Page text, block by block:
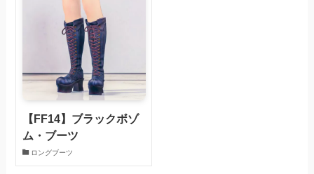
【FF14】ブラックボゾ
ム・ブーツ
ロングブーツ